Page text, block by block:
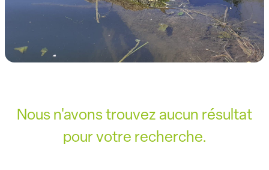
Nous n'avons trouvez aucun résultat
pour votre recherche.